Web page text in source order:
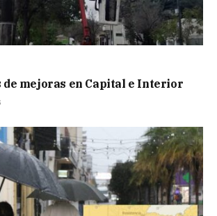
de mejoras en Capital e Interior